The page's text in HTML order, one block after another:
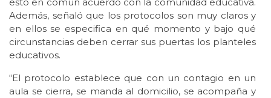
Además, señaló que los protocolos son muy claros y
en ellos se especifica en qué momento y bajo qué
circunstancias deben cerrar sus puertas los planteles
educativos.
“El protocolo establece que con un contagio en un
aula se cierra, se manda al domicilio, se acompaña y